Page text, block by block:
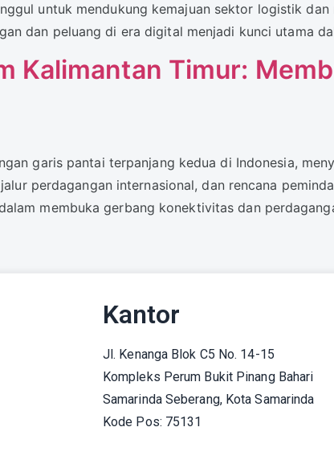
untuk mendukung kemajuan sektor logistik
dan peluang di era digital menjadi kunci utama
Kalimantan Timur:
garis pantai terpanjang kedua di Indonesia,
perdagangan internasional, dan rencana
membuka gerbang konektivitas dan
Kantor
Jl. Kenanga Blok C5 No. 14-15
Kompleks Perum Bukit Pinang Bahari
Samarinda Seberang, Kota Samarinda
Kode Pos: 75131